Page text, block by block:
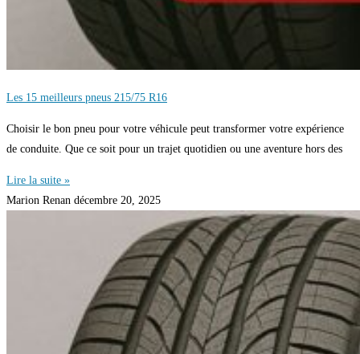
Les 15 meilleurs pneus 215/75 R16
Choisir le bon pneu pour votre véhicule peut transformer votre expérience
de conduite. Que ce soit pour un trajet quotidien ou une aventure hors des
Lire la suite »
Marion Renan décembre 20, 2025